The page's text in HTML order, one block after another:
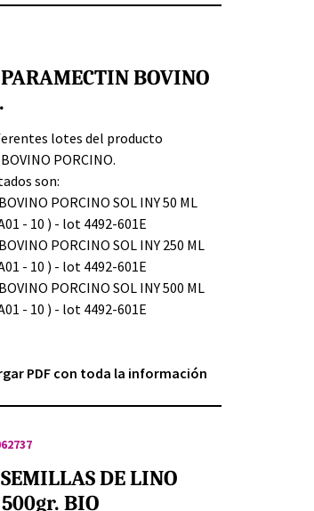
BOVINO
lotes del producto
PORCINO.
son:
PORCINO SOL INY 50 ML
- 10 ) - lot 4492-601E
PORCINO SOL INY 250 ML
- 10 ) - lot 4492-601E
PORCINO SOL INY 500 ML
- 10 ) - lot 4492-601E
PDF con toda la información
DE LINO
BIO